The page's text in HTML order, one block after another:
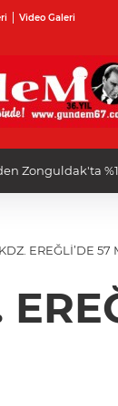
Video Galeri
acı olay:
KDZ. EREĞLİ’DE